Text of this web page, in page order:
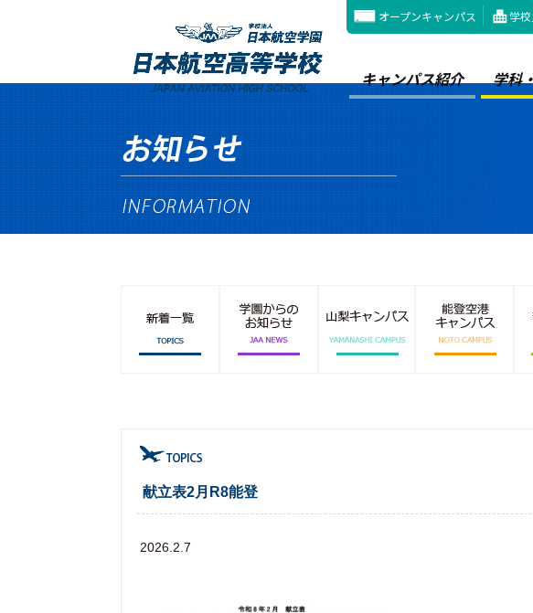
オープンキャンパス 学
キャンパス紹介 学科
献立表2月R8能登
2026.2.7